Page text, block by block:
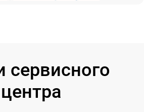
сервисного
центра